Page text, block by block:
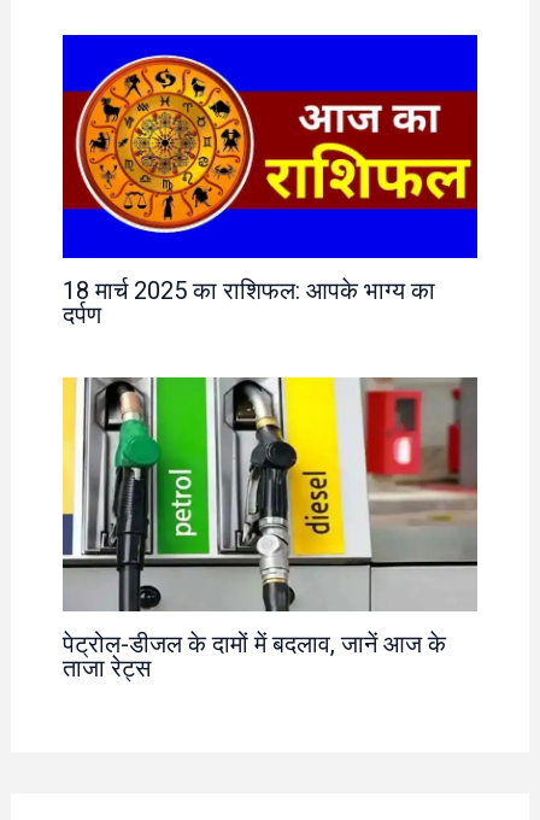
18 मार्च 2025 का राशिफल: आपके भाग्य का
दर्पण
पेट्रोल-डीजल के दामों में बदलाव, जानें आज के
ताजा रेट्स